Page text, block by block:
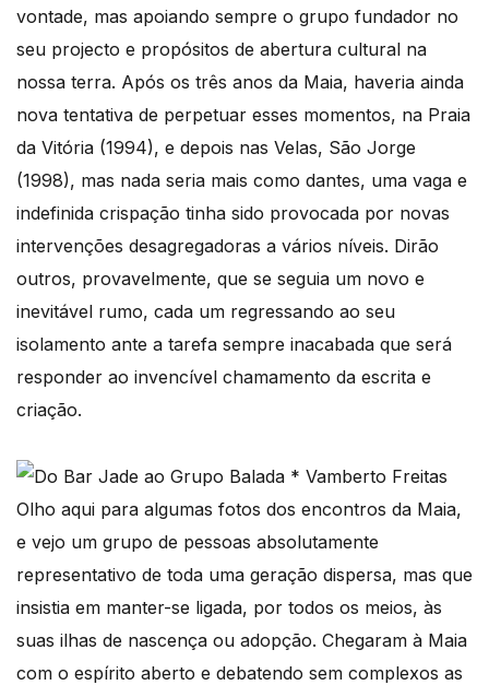
vontade, mas apoiando sempre o grupo fundador no
seu projecto e propósitos de abertura cultural na
nossa terra. Após os três anos da Maia, haveria ainda
nova tentativa de perpetuar esses momentos, na Praia
da Vitória (1994), e depois nas Velas, São Jorge
(1998), mas nada seria mais como dantes, uma vaga e
indefinida crispação tinha sido provocada por novas
intervenções desagregadoras a vários níveis. Dirão
outros, provavelmente, que se seguia um novo e
inevitável rumo, cada um regressando ao seu
isolamento ante a tarefa sempre inacabada que será
responder ao invencível chamamento da escrita e
criação.
Olho aqui para algumas fotos dos encontros da Maia,
e vejo um grupo de pessoas absolutamente
representativo de toda uma geração dispersa, mas que
insistia em manter-se ligada, por todos os meios, às
suas ilhas de nascença ou adopção. Chegaram à Maia
com o espírito aberto e debatendo sem complexos as